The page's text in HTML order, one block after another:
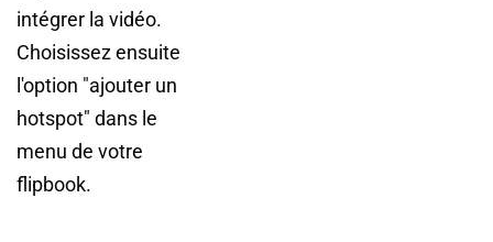
intégrer la vidéo.
Choisissez ensuite
l'option "ajouter un
hotspot" dans le
menu de votre
flipbook.